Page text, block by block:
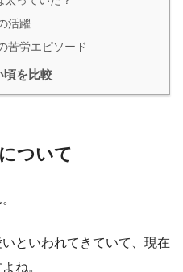
活躍
苦労エピソード
頃を比較
ついて
といわれてきていて、現在
ね。